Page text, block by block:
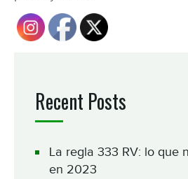
Recent Posts
La regla 333 RV: lo que
en 2023